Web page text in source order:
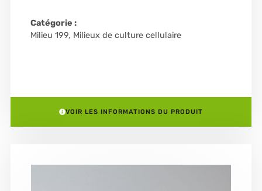
Catégorie :
Milieu 199, Milieux de culture cellulaire
VOIR LES INFORMATIONS DU PRODUIT